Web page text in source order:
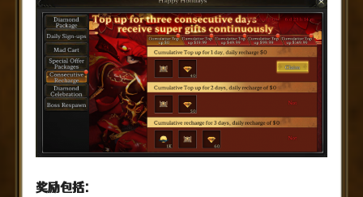
奖励包括: